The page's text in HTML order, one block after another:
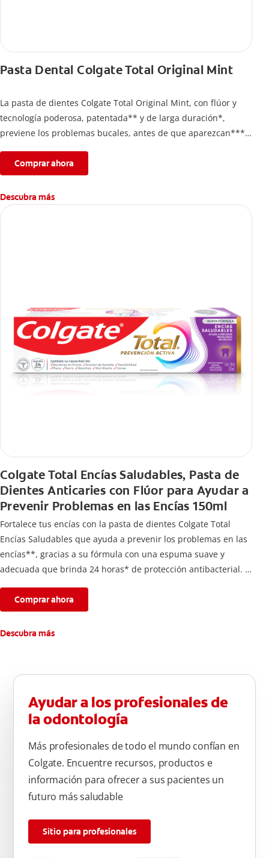
Pasta Dental Colgate Total Original Mint
La pasta de dientes Colgate Total Original Mint, con flúor y
tecnología poderosa, patentada** y de larga duración*,
previene los problemas bucales, antes de que aparezcan****.
completa limpieza dental.
*Con el cepillado 2 veces por día y uso continuo por 4
semanas.
**Patentada en Estados Unidos.
Comprar ahora
Descubra más
Colgate Total Encías Saludables, Pasta de
Dientes Anticaries con Flúor para Ayudar a
Prevenir Problemas en las Encías 150ml
Fortalece tus encías con la pasta de dientes Colgate Total
Encías Saludables que ayuda a prevenir los problemas en las
encías**, gracias a su fórmula con una espuma suave y
adecuada que brinda 24 horas* de protección antibacterial.
semanas.
**Causados por bacterias.
Comprar ahora
Descubra más
Ayudar a los profesionales de
la odontología
Más profesionales de todo el mundo confían en
Colgate. Encuentre recursos, productos e
información para ofrecer a sus pacientes un
futuro más saludable
Sitio para profesionales